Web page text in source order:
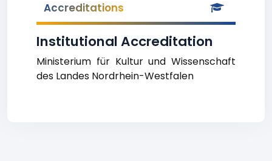
Accreditations
Institutional Accreditation
Ministerium für Kultur und Wissenschaft
des Landes Nordrhein-Westfalen